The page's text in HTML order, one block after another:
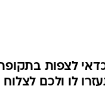
כדאי לצפות
לו ולכם